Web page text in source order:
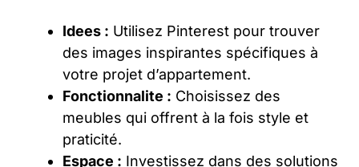
Idees : Utilisez Pinterest pour trouver
des images inspirantes spécifiques à
votre projet d’appartement.
Fonctionnalite : Choisissez des
meubles qui offrent à la fois style et
praticité.
Espace : Investissez dans des solutions